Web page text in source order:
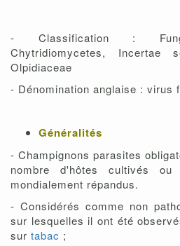
- Classification :
Chytridiomycetes, Incertae
Olpidiaceae
- Dénomination anglaise : virus
Généralités
- Champignons parasites
nombre d'hôtes cultivés ou
mondialement répandus.
- Considérés comme non
sur lesquelles il ont été
sur tabac ;